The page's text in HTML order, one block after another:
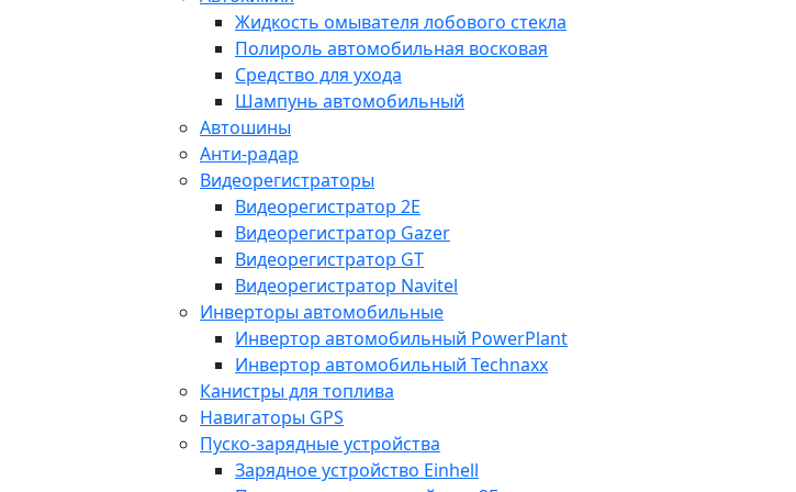
Жидкость омывателя лобового стекла
Полироль автомобильная восковая
Средство для ухода
Шампунь автомобильный
Автошины
Анти-радар
Видеорегистраторы
Видеорегистратор 2E
Видеорегистратор Gazer
Видеорегистратор GT
Видеорегистратор Navitel
Инверторы автомобильные
Инвертор автомобильный PowerPlant
Инвертор автомобильный Technaxx
Канистры для топлива
Навигаторы GPS
Пуско-зарядные устройства
Зарядное устройство Einhell